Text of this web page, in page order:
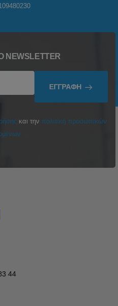
ΕΓΓΡΑΦΉ
και την πολιτική προσωπικών
44